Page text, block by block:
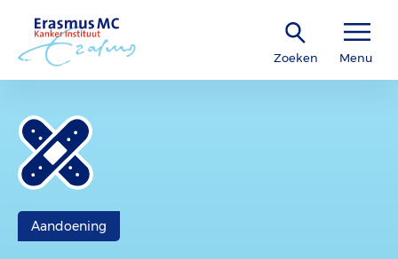
Zoeken Menu
Aandoening